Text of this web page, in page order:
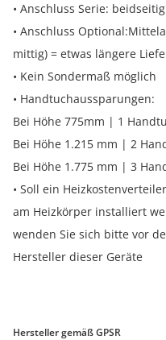
• Anschluss Serie:
• Anschluss
mittig) = etwas längere
• Kein Sondermaß möglich
• Handtuchaussparungen:
Bei Höhe 775mm | 1
Bei Höhe 1.215 mm | 2
Bei Höhe 1.775 mm | 3
• Soll ein
am Heizkörper installiert
wenden Sie sich bitte vor
Hersteller dieser Geräte
Hersteller gemäß GPSR